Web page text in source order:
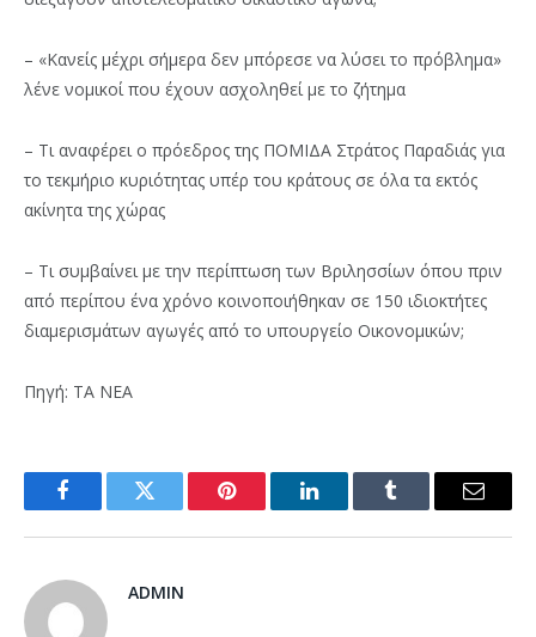
– «Κανείς μέχρι σήμερα δεν μπόρεσε να λύσει το πρόβλημα»
λένε νομικοί που έχουν ασχοληθεί με το ζήτημα
– Τι αναφέρει ο πρόεδρος της ΠΟΜΙΔΑ Στράτος Παραδιάς για
το τεκμήριο κυριότητας υπέρ του κράτους σε όλα τα εκτός
ακίνητα της χώρας
– Τι συμβαίνει με την περίπτωση των Βριλησσίων όπου πριν
από περίπου ένα χρόνο κοινοποιήθηκαν σε 150 ιδιοκτήτες
διαμερισμάτων αγωγές από το υπουργείο Οικονομικών;
Πηγή: ΤΑ ΝΕΑ
FacebookTwitter Pinterest LinkedInTumblr Email
ADMIN